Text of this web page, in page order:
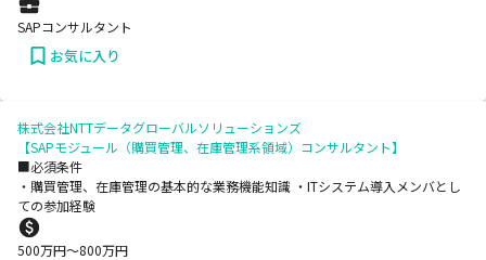
SAPコンサルタント
お気に入り
株式会社NTTデータグローバルソリューションズ
【SAPモジュール（購買管理、在庫管理系領域）コンサルタント】
■必須条件
・購買管理、在庫管理の基本的な業務機能知識 ・ITシステム導入メンバとし
ての参加経験
500万円〜800万円